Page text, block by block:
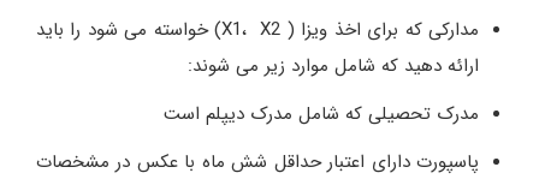
مدارکی که برای اخذ ویزا ( X1، X2) خواسته می شود را باید
ارائه دهید که شامل موارد زیر می شوند:
مدرک تحصیلی که شامل مدرک دیپلم است
پاسپورت دارای اعتبار حداقل شش ماه با عکس در مشخصات